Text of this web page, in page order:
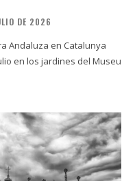
DE 2026
Andaluza en Catalunya
en los jardines del Museu